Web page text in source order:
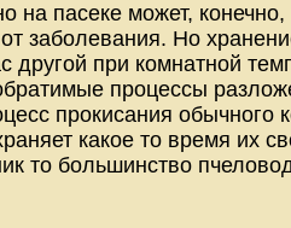
на пасеке может,
заболевания. Но
другой при комнатной
процессы
прокисания обычного
какое то время их
то большинство